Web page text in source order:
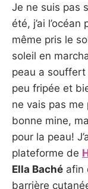
Je ne suis pas
été, j’ai
même pris le
soleil en
peau a
peu fripée et
ne vais pas
bonne mine,
pour la peau!
plateforme de
Ella Baché afin
barrière